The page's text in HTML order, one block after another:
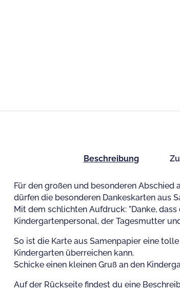
Beschreibung
Für den großen und besonderen Abschied
dürfen die besonderen Dankeskarten aus
Mit dem schlichten Aufdruck: "Danke,
Kindergartenpersonal, der Tagesmutter
So ist die Karte aus Samenpapier eine
Kindergarten überreichen kann.
Schicke einen kleinen Gruß an den
Auf der Rückseite findest du eine